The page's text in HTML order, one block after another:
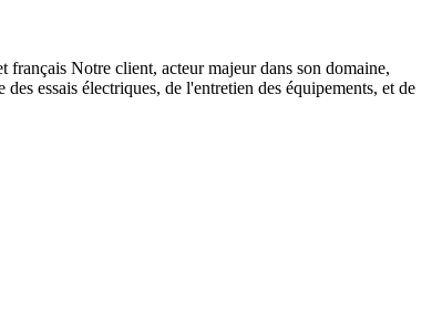
Notre client, acteur majeur dans son domaine,
essais électriques, de l'entretien des équipements, et de